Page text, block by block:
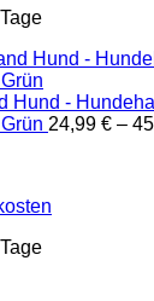
Hund -
24,99 € –